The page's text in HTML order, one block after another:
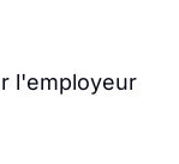
l'employeur